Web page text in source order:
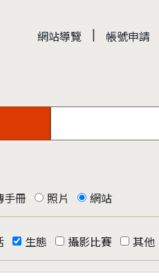
網站導覽 | 帳號申請
手冊 照片 網站
生態 攝影比賽 其他